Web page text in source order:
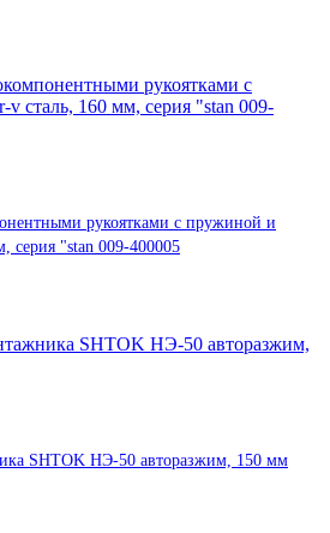
рукоятками с пружиной и
серия "stan 009-400005
SHTOK НЭ-50 авторазжим, 150 мм